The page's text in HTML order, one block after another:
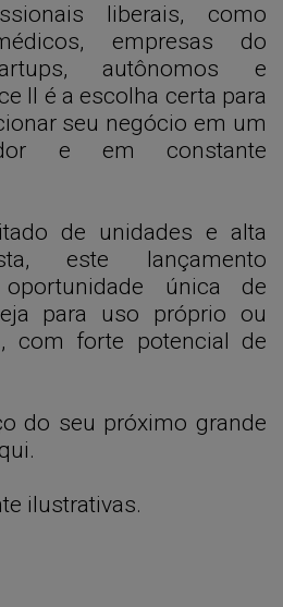
liberais, como
empresas do
autônomos e
II é a escolha certa para
seu negócio em um
e em constante
de unidades e alta
este lançamento
única de
para uso próprio ou
com forte potencial de
do seu próximo grande
ilustrativas.